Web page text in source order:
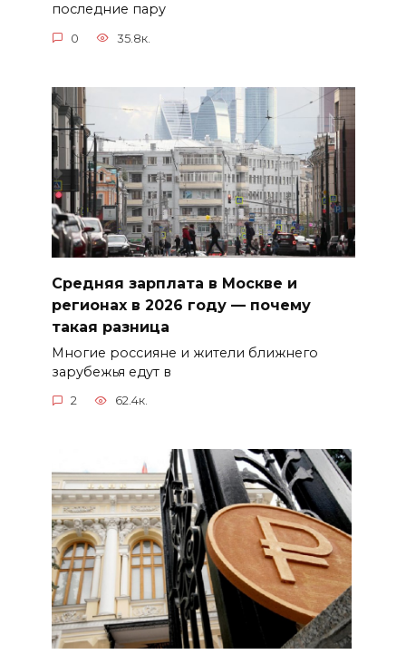
последние пару
0 35.8к.
Средняя зарплата в Москве и
регионах в 2026 году — почему
такая разница
Многие россияне и жители ближнего
зарубежья едут в
2 62.4к.